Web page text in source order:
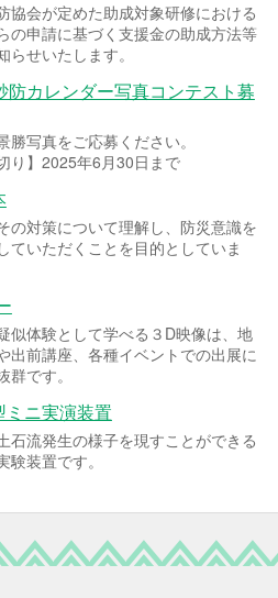
協会が定めた助成対象研修における
の申請に基づく支援金の助成方法等
らせいたします。
カレンダー写真コンテスト募
勝写真をご応募ください。
り】2025年6月30日まで
の対策について理解し、防災意識を
ていただくことを目的としていま
似体験として学べる３D映像は、地
出前講座、各種イベントでの出展に
群です。
ニ実演装置
石流発生の様子を現すことができる
験装置です。